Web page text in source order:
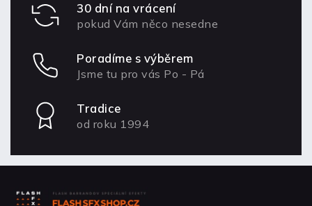
30 dní na vrácení
pokud Vám něco nesedne
Poradíme s výběrem
Jsme tu pro vás Po - Pá
Tradice
od roku 1994